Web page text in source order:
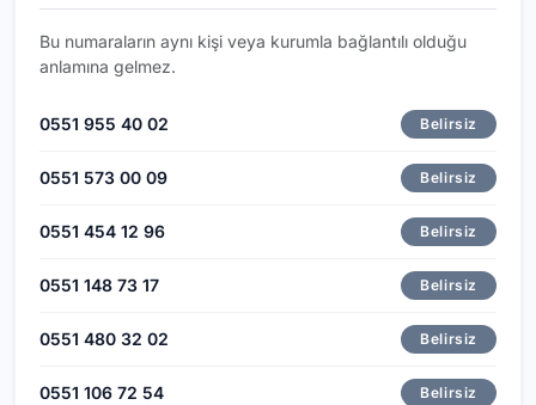
Bu numaraların aynı kişi veya kurumla bağlantılı olduğu
anlamına gelmez.
0551 955 40 02 Belirsiz
0551 573 00 09 Belirsiz
0551 454 12 96 Belirsiz
0551 148 73 17 Belirsiz
0551 480 32 02 Belirsiz
0551 106 72 54 Belirsiz